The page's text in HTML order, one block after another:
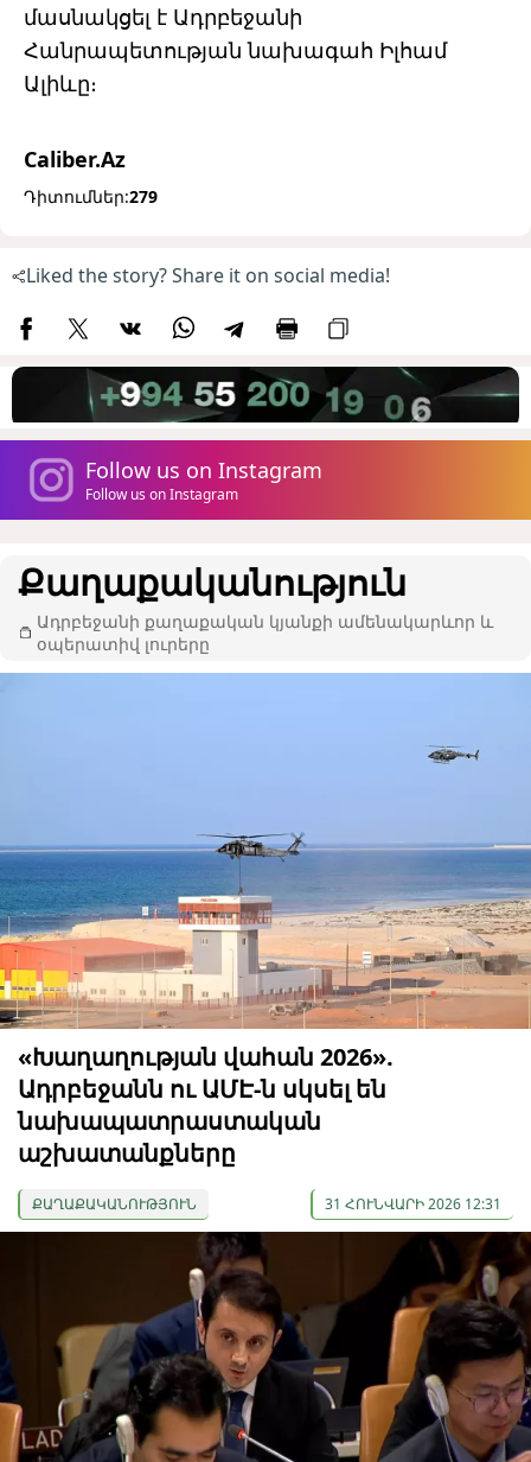
մասնակցել է Ադրբեջանի
Հանրապետության նախագահ Իլհամ
Ալիևը։
Caliber.Az
Դիտումներ:279
Liked the story? Share it on social media!
Follow us on Instagram
Follow us on Instagram
Քաղաքականություն
Ադրբեջանի քաղաքական կյանքի ամենակարևոր և
օպերատիվ լուրերը
«Խաղաղության վահան 2026».
Ադրբեջանն ու ԱՄԷ-ն սկսել են
նախապատրաստական ​​
աշխատանքները
ՔԱՂԱՔԱԿԱՆՈՒԹՅՈՒՆ 31 ՀՈՒՆՎԱՐԻ 2026 12:31